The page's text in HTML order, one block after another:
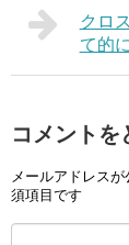
クロ
て的
コメントを
メールアドレスが
須項目です